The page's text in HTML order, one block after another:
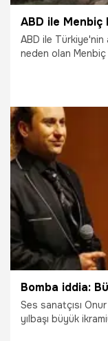
ABD ile Menbiç
ABD ile
neden olan Menbiç
1.03.2018
Ses sanatçısı
yılbaşı büyük